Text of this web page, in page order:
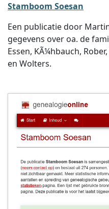
Stamboom Soesan
Een publicatie door
gegevens over oa. de
Essen, KÃ¼hbauch,
en Wolters.